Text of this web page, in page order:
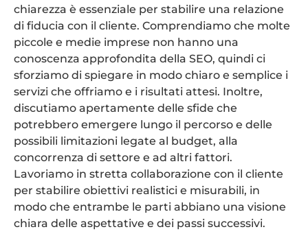
chiarezza è essenziale per stabilire una relazione
di fiducia con il cliente. Comprendiamo che molte
piccole e medie imprese non hanno una
conoscenza approfondita della SEO, quindi ci
sforziamo di spiegare in modo chiaro e semplice i
servizi che offriamo e i risultati attesi. Inoltre,
discutiamo apertamente delle sfide che
potrebbero emergere lungo il percorso e delle
possibili limitazioni legate al budget, alla
concorrenza di settore e ad altri fattori.
Lavoriamo in stretta collaborazione con il cliente
per stabilire obiettivi realistici e misurabili, in
modo che entrambe le parti abbiano una visione
chiara delle aspettative e dei passi successivi.